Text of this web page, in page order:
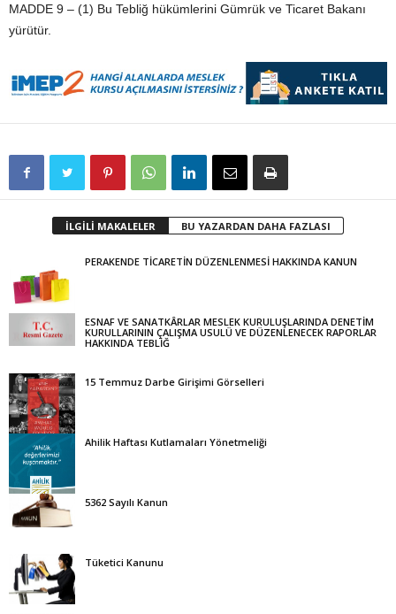
MADDE 9 – (1) Bu Tebliğ hükümlerini Gümrük ve Ticaret Bakanı
yürütür.
İLGİLİ MAKALELER BU YAZARDAN DAHA FAZLASI
PERAKENDE TİCARETİN DÜZENLENMESİ HAKKINDA KANUN
ESNAF VE SANATKÂRLAR MESLEK KURULUŞLARINDA DENETİM
KURULLARININ ÇALIŞMA USULÜ VE DÜZENLENECEK RAPORLAR
HAKKINDA TEBLİĞ
15 Temmuz Darbe Girişimi Görselleri
Ahilik Haftası Kutlamaları Yönetmeliği
5362 Sayılı Kanun
Tüketici Kanunu